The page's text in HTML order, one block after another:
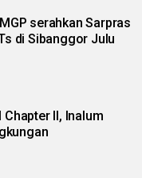
serahkan Sarpras
di Sibanggor Julu
II, Inalum